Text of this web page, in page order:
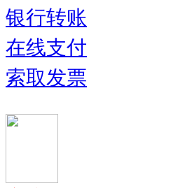
银行转账
在线支付
索取发票